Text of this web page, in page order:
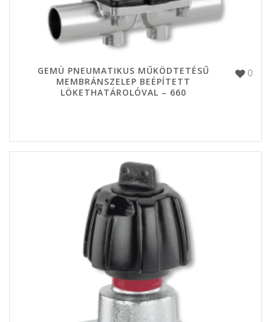
0
GEMÜ PNEUMATIKUS MŰKÖDTETÉSŰ
MEMBRÁNSZELEP BEÉPÍTETT
LÖKETHATÁROLÓVAL – 660